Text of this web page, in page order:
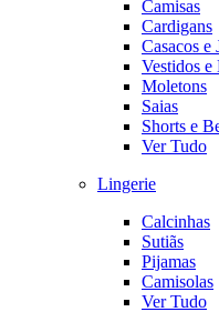
Camisas
Cardigans
Casacos e
Vestidos e
Moletons
Saias
Shorts e
Ver Tudo
Lingerie
Calcinhas
Sutiãs
Pijamas
Camisolas
Ver Tudo